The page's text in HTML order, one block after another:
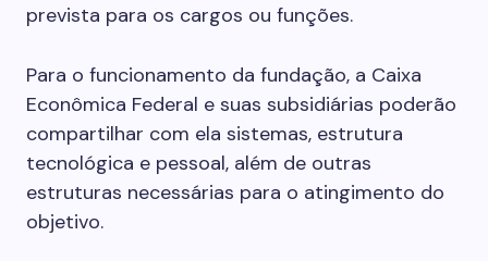
prevista para os cargos ou funções.
Para o funcionamento da fundação, a Caixa
Econômica Federal e suas subsidiárias poderão
compartilhar com ela sistemas, estrutura
tecnológica e pessoal, além de outras
estruturas necessárias para o atingimento do
objetivo.